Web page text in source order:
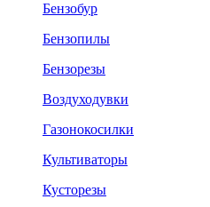
Бензобур
Бензопилы
Бензорезы
Воздуходувки
Газонокосилки
Культиваторы
Кусторезы